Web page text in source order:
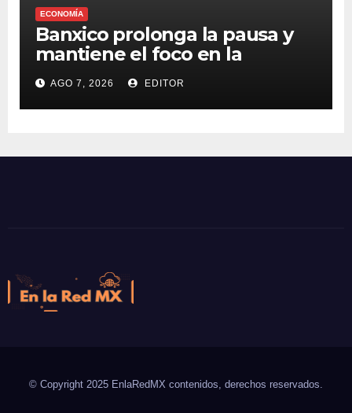
ECONOMÍA
Banxico prolonga la pausa y
mantiene el foco en la
inflación
AGO 7, 2026 EDITOR
© Copyright 2025 EnlaRedMX contenidos, derechos reservados.